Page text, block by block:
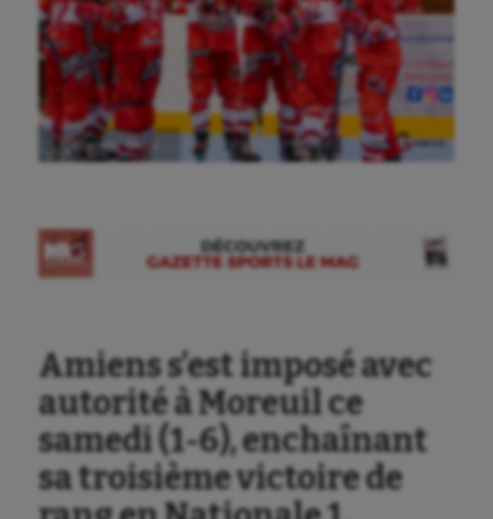
Ⓒ Gazette Sports
Amiens s’est imposé avec
autorité à Moreuil ce
samedi (1-6), enchaînant
sa troisième victoire de